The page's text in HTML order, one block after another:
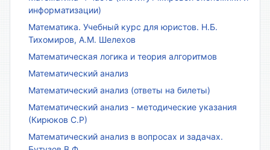
информатизации)
Математика. Учебный курс для юристов. Н.Б.
Тихомиров, А.М. Шелехов
Математическая логика и теория алгоритмов
Математический анализ
Математический анализ (ответы на билеты)
Математический анализ - методические указания
(Кирюков С.Р)
Математический анализ в вопросах и задачах.